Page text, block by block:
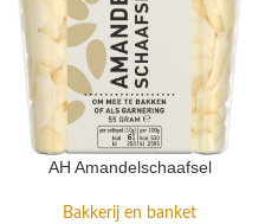
AH Amandelschaafsel
Bakkerij en banket